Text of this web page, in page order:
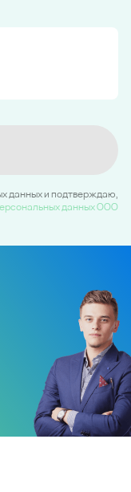
данных и подтверждаю,
данных ООО